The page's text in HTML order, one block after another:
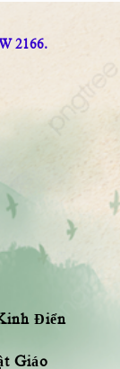
2166.
Điển
Giáo